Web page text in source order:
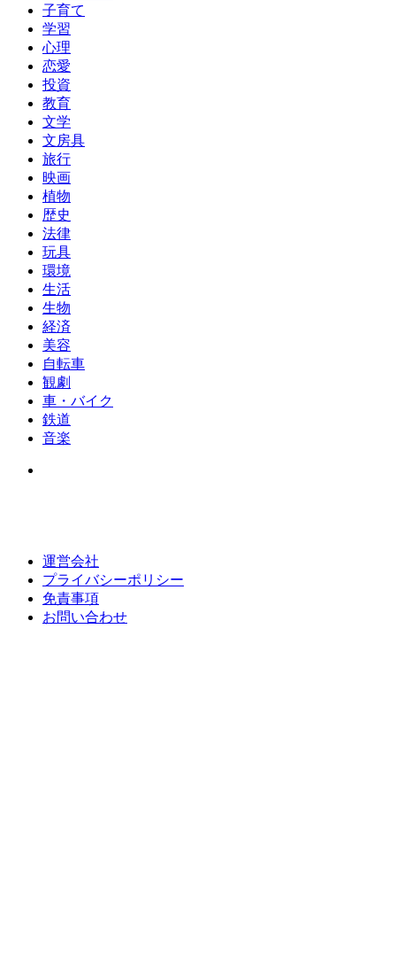
子育て
学習
心理
恋愛
投資
教育
文学
文房具
旅行
映画
植物
歴史
法律
玩具
環境
生活
生物
経済
美容
自転車
観劇
車・バイク
鉄道
音楽
運営会社
プライバシーポリシー
免責事項
お問い合わせ